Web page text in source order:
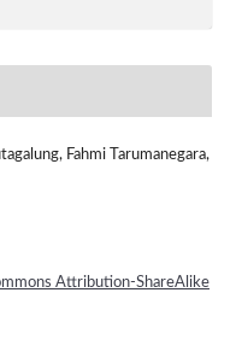
Fahmi Tarumanegara,
Attribution-ShareAlike